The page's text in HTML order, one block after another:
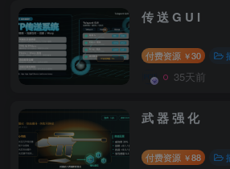
传 送 G U I
付费资源 ￥30
35天前
武 器 强 化
付费资源 ￥88